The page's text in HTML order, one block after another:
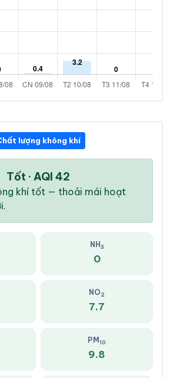
lượng không khí
Tốt · AQI 42
khí tốt — thoải mái hoạt
NH 3
0
NO2
7.7
PM 10
9.8